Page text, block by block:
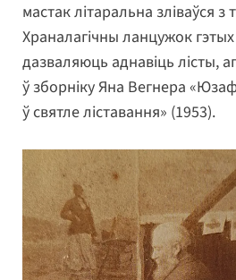
мастак літаральна зліваўся
Храналагічны ланцужок
дазваляюць аднавіць лісты,
ў зборніку Яна Вегнера
ў святле ліставання» (1953).